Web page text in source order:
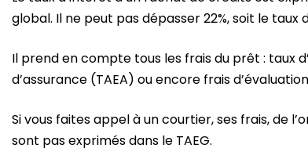
global. Il ne peut pas dépasser 22%, soit le taux
Il prend en compte tous les frais du prêt : taux
d’assurance (TAEA) ou encore frais
Si vous faites appel à un courtier, ses frais, de
sont pas exprimés dans le TAEG.